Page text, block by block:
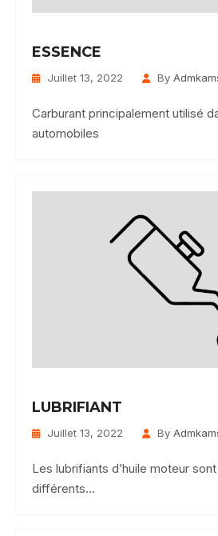
ESSENCE
Juillet 13, 2022 By
Carburant principalement utilisé
automobiles
LUBRIFIANT
Juillet 13, 2022 By
Les lubrifiants d’huile moteur
différents…